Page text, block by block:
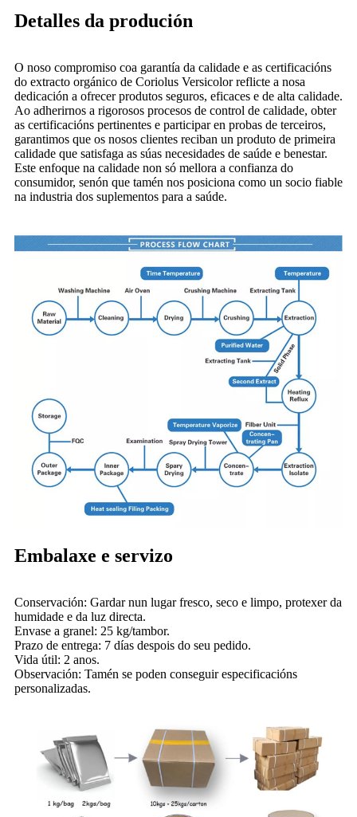
Detalles da produción
O noso compromiso coa garantía da calidade e as certificacións
do extracto orgánico de Coriolus Versicolor reflicte a nosa
dedicación a ofrecer produtos seguros, eficaces e de alta calidade.
Ao adherirnos a rigorosos procesos de control de calidade, obter
as certificacións pertinentes e participar en probas de terceiros,
garantimos que os nosos clientes reciban un produto de primeira
calidade que satisfaga as súas necesidades de saúde e benestar.
Este enfoque na calidade non só mellora a confianza do
consumidor, senón que tamén nos posiciona como un socio fiable
na industria dos suplementos para a saúde.
Embalaxe e servizo
Conservación: Gardar nun lugar fresco, seco e limpo, protexer da
humidade e da luz directa.
Envase a granel: 25 kg/tambor.
Prazo de entrega: 7 días despois do seu pedido.
Vida útil: 2 anos.
Observación: Tamén se poden conseguir especificacións
personalizadas.